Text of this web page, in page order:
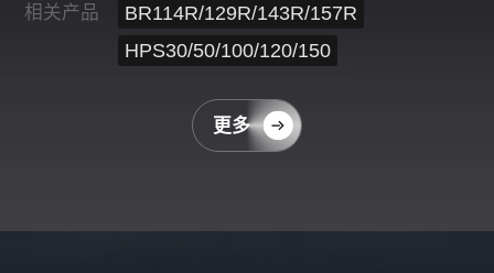
相关产品
BR114R/129R/143R/157R
HPS30/50/100/120/150
更多